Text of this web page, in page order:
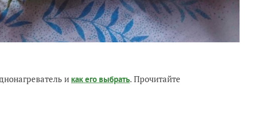
и как его выбрать. Прочитайте